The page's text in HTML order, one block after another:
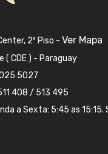
2º Piso - Ver Mapa
( CDE ) - Paraguay
5027
408 / 513 495
a Sexta: 5:45 as 15:15.